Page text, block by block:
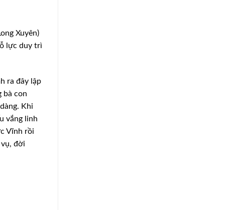
Xuyên)
lực duy trì
ra đây lập
bà con
Khi
vắng linh
Vĩnh rồi
đời